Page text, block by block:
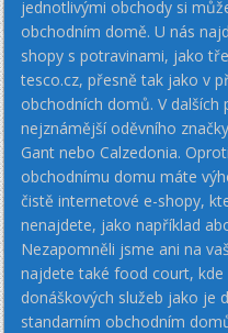
jednotlivými obchody si
obchodním domě. U nás
shopy s potravinami, jako
tesco.cz, přesně tak jako v
obchodních domů. V
nejznámější oděvního
Gant nebo Calzedonia.
obchodnímu domu máte
čistě internetové e-shopy,
nenajdete, jako například
Nezapomněli jsme ani na
najdete také food court,
donáškových služeb jako je
standarním obchodním